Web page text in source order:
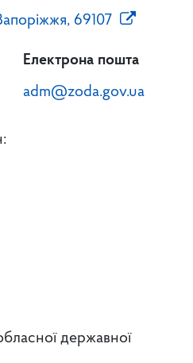
69107
Електрона пошта
adm@zoda.gov.ua
державної